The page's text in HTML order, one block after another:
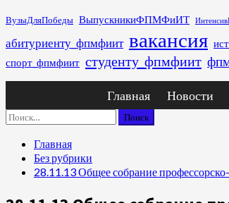
Перейти
содержимому
ВузыДляПобеды ВыпускникиФПМФиИТ
абитуриенту_фпмфиит вакансия
спорт_фпмфиит студенту_фпмфиит
Главная Новости
Найти:
Главная
Без рубрики
28.11.13 Общее собрание профессорско-